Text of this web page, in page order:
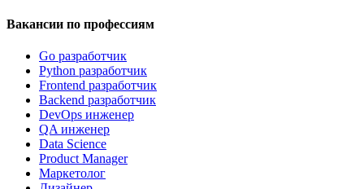
Вакансии по профессиям
Go разработчик
Python разработчик
Frontend разработчик
Backend разработчик
DevOps инженер
QA инженер
Data Science
Product Manager
Маркетолог